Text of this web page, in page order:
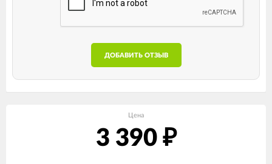
ДОБАВИТЬ ОТЗЫВ
Цена
3 390 ₽